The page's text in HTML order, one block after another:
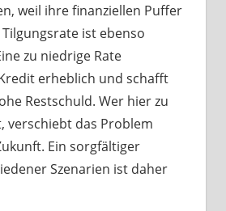
weil ihre finanziellen Puffer
ist ebenso
zu niedrige Rate
erheblich und schafft
Restschuld. Wer hier zu
verschiebt das Problem
Ein sorgfältiger
Szenarien ist daher